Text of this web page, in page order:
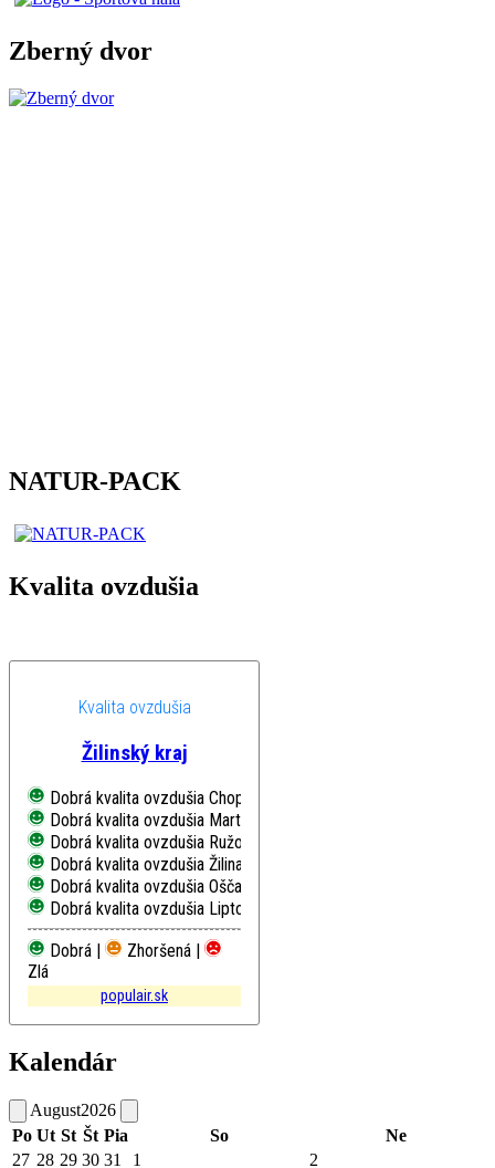
Zberný dvor
NATUR-PACK
Kvalita ovzdušia
Kvalita ovzdušia
Žilinský kraj
Dobrá kvalita ovzdušia Chopok, EMEP
Dobrá kvalita ovzdušia Martin, Jesenského
Dobrá kvalita ovzdušia Ružomberok, Riadok
Dobrá kvalita ovzdušia Žilina, Obežná
Dobrá kvalita ovzdušia Oščadnica
Dobrá kvalita ovzdušia Liptovský Mikuláš, Školská
Dobrá |
Zhoršená |
Zlá
populair.sk
Kalendár
August2026
Po Ut St Št Pia So
Ne
27 28 29 30 31 1 2